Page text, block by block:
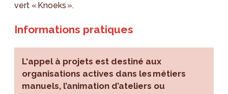
vert « Knoeks ».
Informations pratiques
L‘appel à projets est destiné aux
organisations actives dans les métiers
manuels, l’animation d’ateliers ou